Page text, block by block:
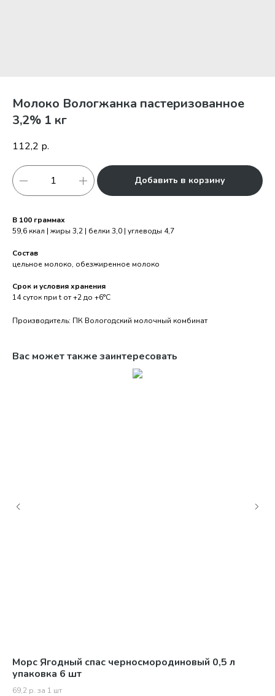
Молоко Вологжанка пастеризованное
3,2% 1 кг
112,2 р.
Добавить в корзину
В 100 граммах
59,6 ккал | жиры 3,2 | белки 3,0 | углеводы 4,7
Состав
цельное молоко, обезжиренное молоко
Срок и условия хранения
14 суток при t от +2 до +6°С
Производитель: ПК Вологодский молочный комбинат
Вас может также заинтересовать
Морс Ягодный спас черносмородиновый 0,5 л
упаковка 6 шт
69,2 р. за 1 шт